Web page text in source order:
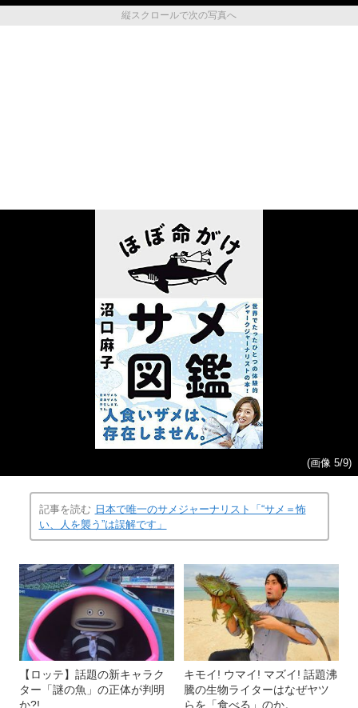
縦スクロールで次の写真へ
(画像 5/9)
記事を読む 日本で唯一のサメジャーナリスト「“サメ＝怖
い、人を襲う”は誤解です」
【ロッテ】話題の新キャラク
ター「謎の魚」の正体が判明
か?!
キモイ! ウマイ! マズイ! 話題沸
騰の生物ライターはなぜヤツ
らを「食べる」のか。